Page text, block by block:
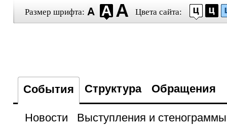
Размер шрифта: Цвета сайта:
События Структура Обращения
Новости
Выступления и стенограммы